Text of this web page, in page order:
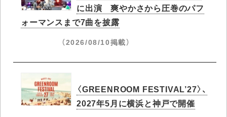
に出演 爽やかさから圧巻のパフ
ォーマンスまで7曲を披露
（2026/08/10掲載）
〈GREENROOM FESTIVAL’27〉、
2027年5月に横浜と神戸で開催